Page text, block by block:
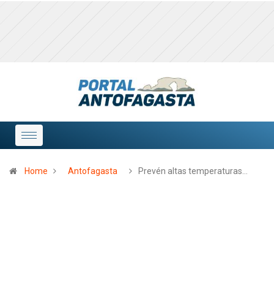
Home Antofagasta Prevén altas temperaturas…